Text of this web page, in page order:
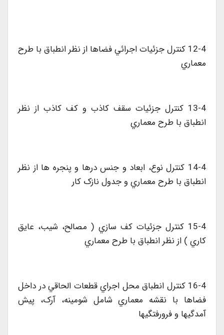
12-4 کنترل جزئيات اجرائي فضاها از نظر انطباق با طرح
معماري
13-4 کنترل جزئيات سقف کاذب و کف کاذب از نظر
انطباق با طرح معماري
14-4 کنترل نوع، ابعاد و جنس درها و پنجره ها از نظر
انطباق با طرح معماري و جدول نازک کار
15-4 کنترل جزئيات کف سازي ( مصالح، شيب، عايق
کاري ) از نظر انطباق با طرح معماري
16-4 کنترل انطباق محل اجراي قطعات الحاقي در داخل
فضاها با نقشه معماري شامل شومينه، آرک، پيش
آمدگيها و فرورفتگيها